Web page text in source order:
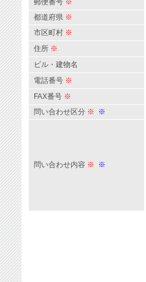
郵便番号 ※
都道府県 ※
市区町村 ※
住所 ※
ビル・建物名
電話番号 ※
FAX番号 ※
問い合わせ区分 ※ ※
問い合わせ内容 ※ ※